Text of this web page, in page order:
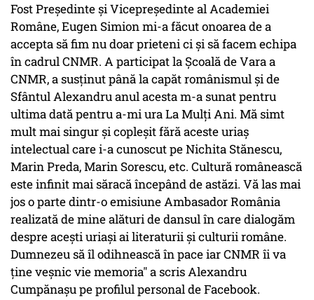
Fost Președinte și Vicepreședinte al Academiei
Române, Eugen Simion mi-a făcut onoarea de a
accepta să fim nu doar prieteni ci și să facem echipa
în cadrul CNMR. A participat la Școală de Vara a
CNMR, a susținut până la capăt românismul și de
Sfântul Alexandru anul acesta m-a sunat pentru
ultima dată pentru a-mi ura La Mulți Ani. Mă simt
mult mai singur și copleșit fără aceste uriaș
intelectual care i-a cunoscut pe Nichita Stănescu,
Marin Preda, Marin Sorescu, etc. Cultură românească
este infinit mai săracă începând de astăzi. Vă las mai
jos o parte dintr-o emisiune Ambasador România
realizată de mine alături de dansul în care dialogăm
despre acești uriași ai literaturii și culturii române.
Dumnezeu să îl odihnească în pace iar CNMR îi va
ține veșnic vie memoria" a scris Alexandru
Cumpănaşu pe profilul personal de Facebook.